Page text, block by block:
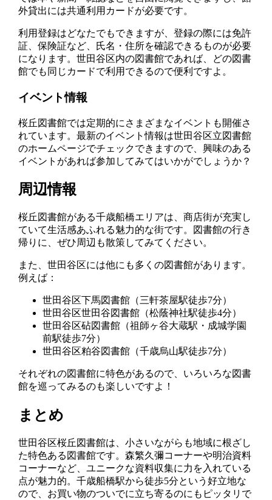
外貸出には共通利用カードが必要です。
利用登録はどなたでもできますが、登録の際には免許
証、保険証など、氏名・住所を確認できるものが必要
になります。世田谷区内の図書館であれば、どの図書
館でも同じカードで利用できるので便利ですよ。
イベント情報
桜丘図書館では定期的にさまざまなイベントも開催さ
れています。最新のイベント情報は世田谷区立図書館
のホームページでチェックできますので、興味のある
イベントがあれば参加してみてはいかがでしょうか？
周辺情報
桜丘図書館がある千歳船橋エリアは、商店街が充実し
ていて生活感あふれる魅力的な街です。図書館の行き
帰りに、ぜひ周辺も散策してみてください。
また、世田谷区には他にも多くの図書館があります。
例えば：
世田谷区下馬図書館（三軒茶屋駅徒歩7分）
世田谷区世田谷図書館（松蔭神社駅徒歩4分）
世田谷区砧図書館（祖師ヶ谷大蔵駅・成城学園
前駅徒歩7分）
世田谷区粕谷図書館（千歳烏山駅徒歩7分）
それぞれの図書館に特色があるので、いろいろな図書
館を巡ってみるのも楽しいですよ！
まとめ
世田谷区桜丘図書館は、小さいながらも地域に根ざし
た特色ある図書館です。森繁久彌コーナーや明治資料
コーナーなど、ユニークな資料収集に力を入れている
点が魅力的。千歳船橋駅から徒歩5分という好立地な
ので、お買い物のついでに立ち寄るのにもピッタリで